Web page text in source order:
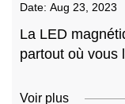
Date: Aug 23, 2023
La LED
partout où vous
Voir plus